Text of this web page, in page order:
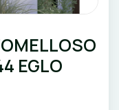
EGLO